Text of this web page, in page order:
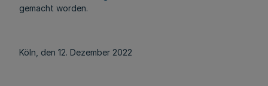
gemacht worden.
Köln, den 12. Dezember 2022